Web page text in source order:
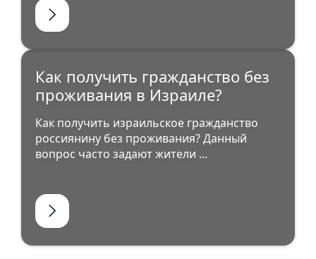
Как получить гражданство без
проживания в Израиле?
Как получить израильское гражданство
россиянину без проживания? Данный
вопрос часто задают жители ...